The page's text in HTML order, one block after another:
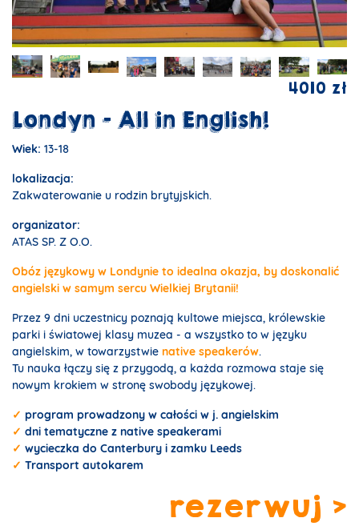
4010 zł
Londyn - All in English!
Wiek: 13-18
lokalizacja:
Zakwaterowanie u rodzin brytyjskich.
organizator:
ATAS SP. Z O.O.
Obóz językowy w Londynie to idealna okazja, by doskonalić
angielski w samym sercu Wielkiej Brytanii!
Przez 9 dni uczestnicy poznają kultowe miejsca, królewskie
parki i światowej klasy muzea - a wszystko to w języku
angielskim, w towarzystwie native speakerów.
Tu nauka łączy się z przygodą, a każda rozmowa staje się
nowym krokiem w stronę swobody językowej.
✓ program prowadzony w całości w j. angielskim
✓ dni tematyczne z native speakerami
✓ wycieczka do Canterbury i zamku Leeds
✓ Transport autokarem
rezerwuj >